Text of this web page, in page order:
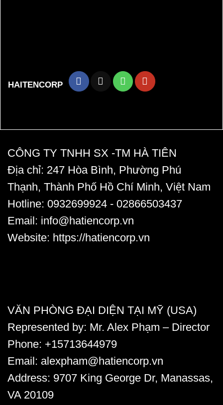
HAITENCORP
CÔNG TY TNHH SX -TM HÀ TIÊN
Địa chỉ: 247 Hòa Bình, Phường Phú
Thạnh, Thành Phố Hồ Chí Minh, Việt Nam
Hotline: 0932699924 - 02866503437
Email: info@hatiencorp.vn
Website: https://hatiencorp.vn
VĂN PHÒNG ĐẠI DIỆN TẠI MỸ (USA)
Represented by: Mr. Alex Phạm – Director
Phone: +15713644979
Email: alexpham@hatiencorp.vn
Address: 9707 King George Dr, Manassas,
VA 20109